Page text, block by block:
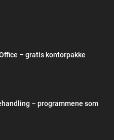
– gratis kontorpakke
– programmene som